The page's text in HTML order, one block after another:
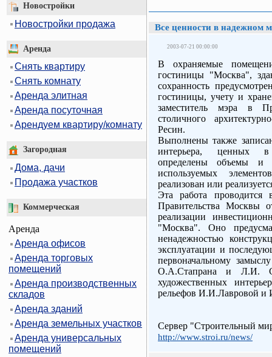
Новостройки
Новостройки продажа
Аренда
Снять квартиру
Снять комнату
Аренда элитная
Аренда посуточная
Арендуем квартиру/комнату
Загородная
Дома, дачи
Продажа участков
Коммерческая
Аренда
Аренда офисов
Аренда торговых
помещений
Аренда производственных
складов
Аренда зданий
Аренда земельных участков
Аренда универсальных
помещений
Все ценности в надежном
2003-07-21 00:00:00
В охраняемые
гостиницы "Москва",
сохранность
гостиницы, учету и
заместитель мэра в
столичного
Ресин.
Выполнены также
интерьера, ценных в
определены объемы и
используемых
реализован или
Эта работа проводится
Правительства Москвы
реализации
"Москва". Оно
ненадежностью
эксплуатации и
первоначальному
О.А.Стапрана и Л.И.
художественных
рельефов И.И.Лавровой и
Сервер "Строительный
http://www.stroi.ru/news/